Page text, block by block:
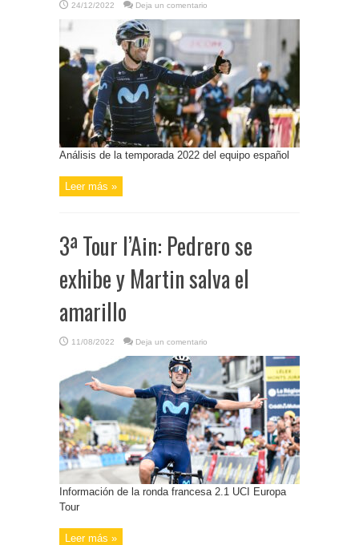
24/12/2022 Deja un comentario
Análisis de la temporada 2022 del equipo español
Leer más »
3ª Tour l’Ain: Pedrero se
exhibe y Martin salva el
amarillo
11/08/2022 Deja un comentario
Información de la ronda francesa 2.1 UCI Europa
Tour
Leer más »